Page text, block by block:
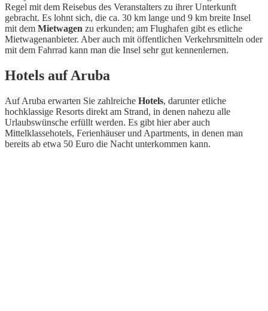
Regel mit dem Reisebus des Veranstalters zu ihrer Unterkunft
gebracht. Es lohnt sich, die ca. 30 km lange und 9 km breite Insel
mit dem Mietwagen zu erkunden; am Flughafen gibt es etliche
Mietwagenanbieter. Aber auch mit öffentlichen Verkehrsmitteln oder
mit dem Fahrrad kann man die Insel sehr gut kennenlernen.
Hotels auf Aruba
Auf Aruba erwarten Sie zahlreiche Hotels, darunter etliche
hochklassige Resorts direkt am Strand, in denen nahezu alle
Urlaubswünsche erfüllt werden. Es gibt hier aber auch
Mittelklassehotels, Ferienhäuser und Apartments, in denen man
bereits ab etwa 50 Euro die Nacht unterkommen kann.